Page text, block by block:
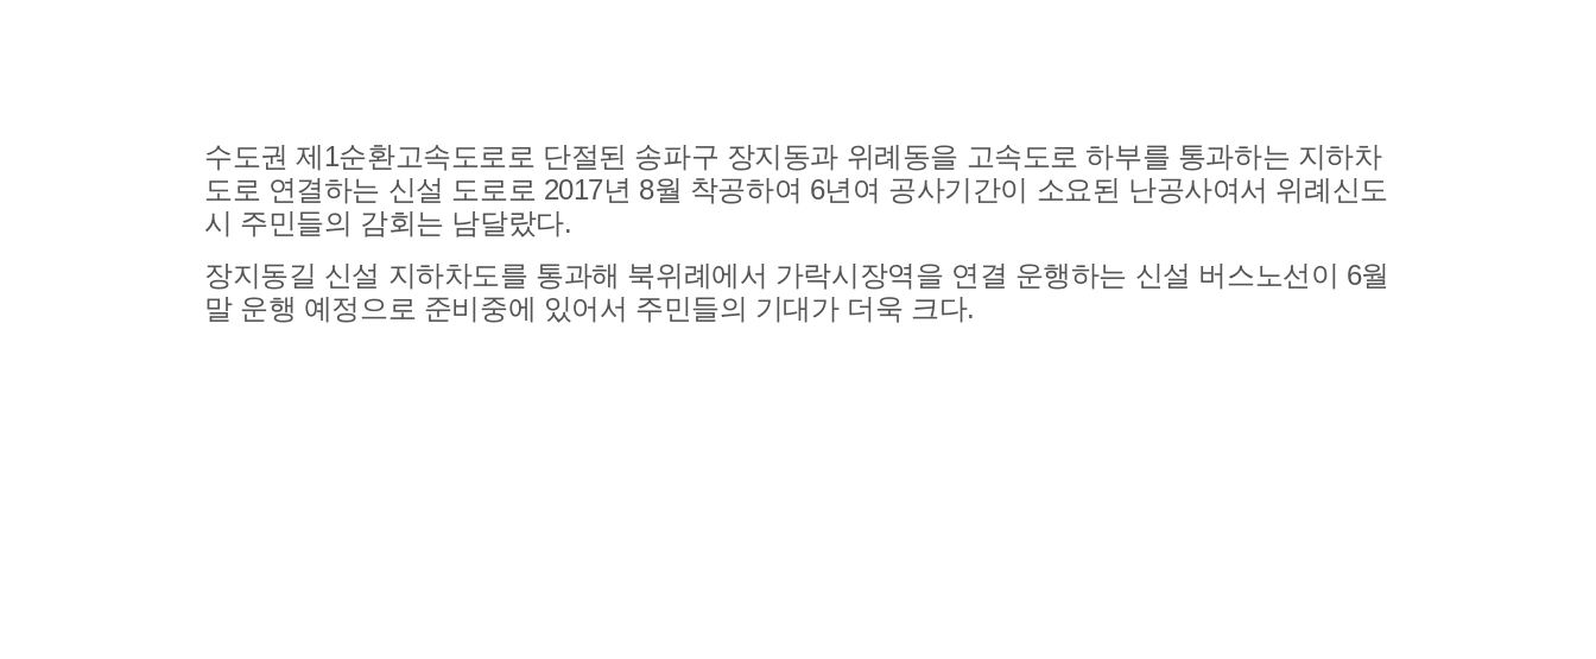
수도권 제1순환고속도로로 단절된 송파구 장지동과 위례동을 고속도로 하부를 통과하는 지하차
도로 연결하는 신설 도로로 2017년 8월 착공하여 6년여 공사기간이 소요된 난공사여서 위례신도
시 주민들의 감회는 남달랐다.
장지동길 신설 지하차도를 통과해 북위례에서 가락시장역을 연결 운행하는 신설 버스노선이 6월
말 운행 예정으로 준비중에 있어서 주민들의 기대가 더욱 크다.